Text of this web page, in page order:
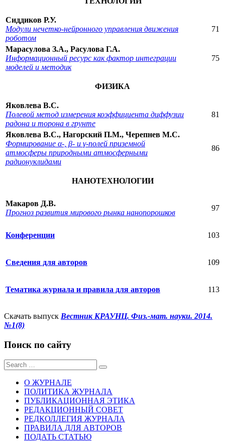
Сиддиков Р.У.
Модули нечетко-нейронного управления движения
роботом
71
Марасулова З.А., Расулова Г.А.
Информационный ресурс как фактор интеграции
моделей и методик
75
ФИЗИКА
Яковлева В.С.
Полевой метод измерения коэффициента диффузии
радона и торона в грунте
81
Яковлева В.С., Нагорский П.М., Черепнев М.С.
Формирование α-, β- и γ-полей приземной
атмосферы природными атмосферными
радионуклидами
86
НАНОТЕХНОЛОГИИ
Макаров Д.В.
Прогноз развития мирового рынка нанопорошков
97
Конференции 103
Сведения для авторов 109
Тематика журнала и правила для авторов 113
Скачать выпуск Вестник КРАУНЦ. Физ.-мат. науки. 2014.
№1(8)
Поиск по сайту
Sear
for:
О ЖУРНАЛЕ
ПОЛИТИКА ЖУРНАЛА
ПУБЛИКАЦИОННАЯ ЭТИКА
РЕДАКЦИОННЫЙ СОВЕТ
РЕДКОЛЛЕГИЯ ЖУРНАЛА
ПРАВИЛА ДЛЯ АВТОРОВ
ПОДАТЬ СТАТЬЮ